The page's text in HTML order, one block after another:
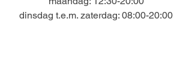
dinsdag t.e.m. zaterdag: 08:00-20:00